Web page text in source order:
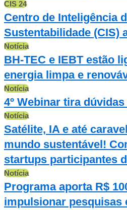
CIS 24
Centro de Inteligência
Sustentabilidade (CIS)
Notícia
BH-TEC e IEBT estão
energia limpa e
Notícia
4º Webinar tira dúvidas
Notícia
Satélite, IA e até
mundo sustentável!
startups participantes
Notícia
Programa aporta R$
impulsionar pesquisas